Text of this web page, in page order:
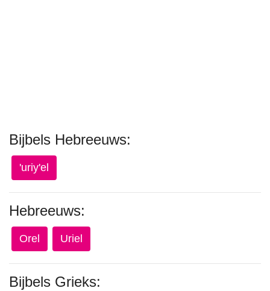
Bijbels Hebreeuws:
'uriy'el
Hebreeuws:
Orel Uriel
Bijbels Grieks: